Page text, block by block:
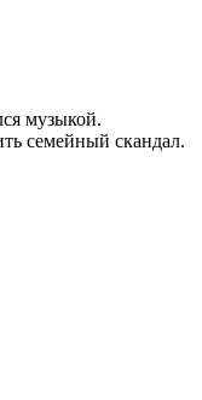
музыкой.
семейный скандал.